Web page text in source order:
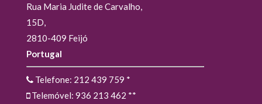
Rua Maria Judite de Carvalho,
15D,
2810-409 Feijó
Portugal
Telefone: 212 439 759 *
Telemóvel: 936 213 462 **